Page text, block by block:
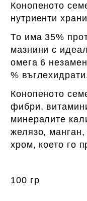
Конопеното
нутриенти
То има 35%
мазнини с
омега 6
%
Конопеното
фибри,
минералите
желязо,
хром, което го
100 гр